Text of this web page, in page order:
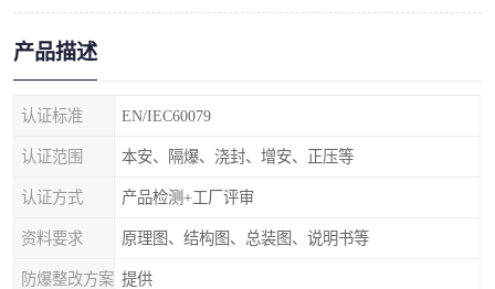
产品描述
认证标准 EN/IEC60079
认证范围 本安、隔爆、浇封、增安、正压等
认证方式 产品检测+工厂评审
资料要求 原理图、结构图、总装图、说明书等
防爆整改方案 提供